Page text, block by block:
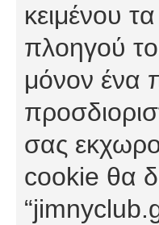
κειμένου
πλοηγού
μόνον ένα
σας
cookie θα